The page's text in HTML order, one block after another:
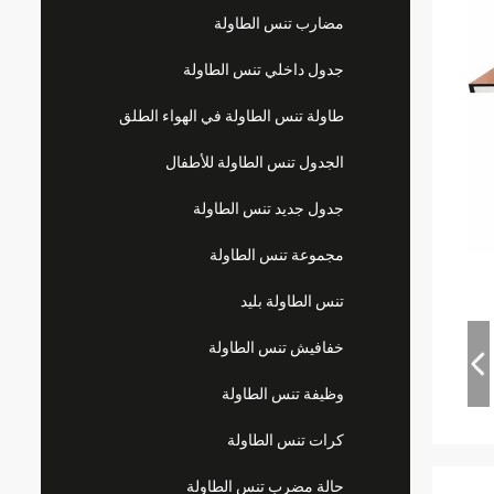
مضارب تنس الطاولة
جدول داخلي تنس الطاولة
طاولة تنس الطاولة في الهواء الطلق
الجدول تنس الطاولة للأطفال
جدول جديد تنس الطاولة
مجموعة تنس الطاولة
تنس الطاولة بليد
خفافيش تنس الطاولة
وظيفة تنس الطاولة
كرات تنس الطاولة
حالة مضرب تنس الطاولة